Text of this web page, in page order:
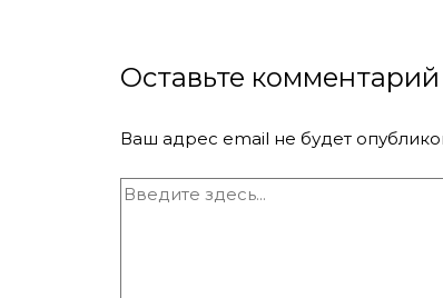
Оставьте комментарий
Ваш адрес email не будет
Введите